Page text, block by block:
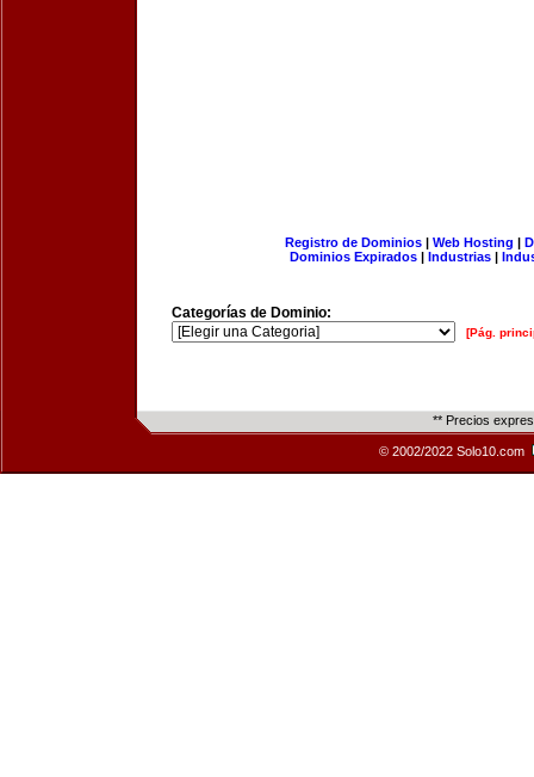
Registro de Dominios| Web Hosting |
Dominios Expirados | Industrias |
Categorías de Dominio:
[Pág.
** Precios
© 2002/2022 Solo10.com